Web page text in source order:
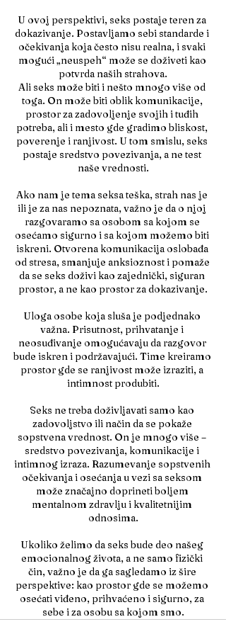
U ovoj perspektivi, seks postaje teren za
dokazivanje. Postavljamo sebi standarde i
očekivanja koja često nisu realna, i svaki
mogući „neuspeh“ može se doživeti kao
potvrda naših strahova.
Ali seks može biti i nešto mnogo više od
toga. On može biti oblik komunikacije,
prostor za zadovoljenje svojih i tuđih
potreba, ali i mesto gde gradimo bliskost,
poverenje i ranjivost. U tom smislu, seks
postaje sredstvo povezivanja, a ne test
naše vrednosti.
Ako nam je tema seksa teška, strah nas je
ili je za nas nepoznata, važno je da o njoj
razgovaramo sa osobom sa kojom se
osećamo sigurno i sa kojom možemo biti
iskreni. Otvorena komunikacija oslobađa
od stresa, smanjuje anksioznost i pomaže
da se seks doživi kao zajednički, siguran
prostor, a ne kao prostor za dokazivanje.
Uloga osobe koja sluša je podjednako
važna. Prisutnost, prihvatanje i
neosuđivanje omogućavaju da razgovor
bude iskren i podržavajući. Time kreiramo
prostor gde se ranjivost može izraziti, a
intimnost produbiti.
Seks ne treba doživljavati samo kao
zadovoljstvo ili način da se pokaže
sopstvena vrednost. On je mnogo više –
sredstvo povezivanja, komunikacije i
intimnog izraza. Razumevanje sopstvenih
očekivanja i osećanja u vezi sa seksom
može značajno doprineti boljem
mentalnom zdravlju i kvalitetnijim
odnosima.
Ukoliko želimo da seks bude deo našeg
emocionalnog života, a ne samo fizički
čin, važno je da ga sagledamo iz šire
perspektive: kao prostor gde se možemo
osećati viđeno, prihvaćeno i sigurno, za
sebe i za osobu sa kojom smo.